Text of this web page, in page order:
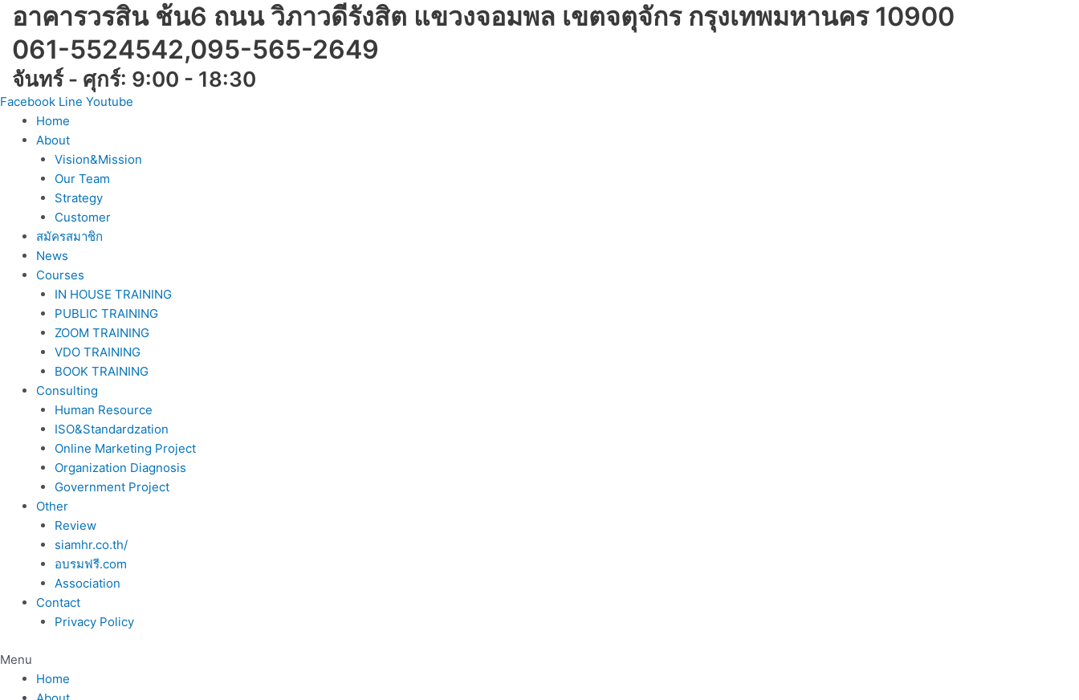
Skip
content
อาคารวรสิน ช้น6 ถนน วิภาวดีรังสิต แขวงจอมพล เขตจตุจักร กรุงเทพมหานคร 10900
061-5524542,095-565-2649
จันทร์ - ศุกร์: 9:00 - 18:30
Facebook Line Youtube
Home
About
Vision&Mission
Our Team
Strategy
Customer
สมัครสมาชิก
News
Courses
IN HOUSE TRAINING
PUBLIC TRAINING
ZOOM TRAINING
VDO TRAINING
BOOK TRAINING
Consulting
Human Resource
ISO&Standardzation
Online Marketing Project
Organization Diagnosis
Government Project
Other
Review
siamhr.co.th/
อบรมฟรี.com
Association
Contact
Privacy Policy
Menu
Home